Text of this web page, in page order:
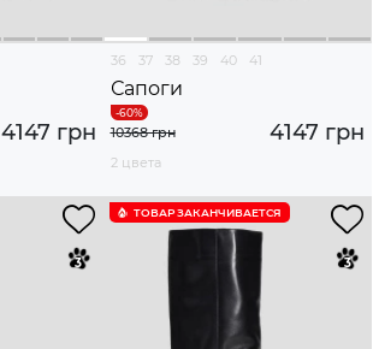
4147 грн
36 37 38 39 40 41
Сапоги
4147 грн
10368 грн
2 цвета
ТОВАР ЗАКАНЧИВАЕТСЯ